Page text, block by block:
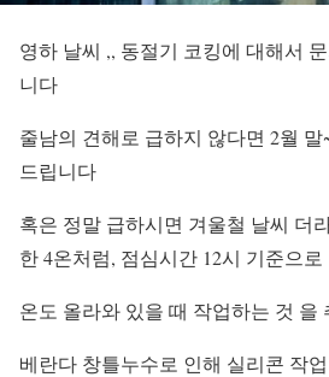
영하 날씨 ,, 동절기 코킹에 대해서
니다
줄남의 견해로 급하지 않다면 2월
드립니다
혹은 정말 급하시면 겨울철 날씨 더
한 4온처럼, 점심시간 12시 기준으로
온도 올라와 있을 때 작업하는 것 을
베란다 창틀누수로 인해 실리콘 작